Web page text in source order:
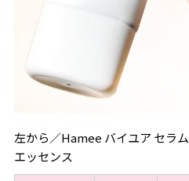
左から／Hamee バイユア セラ
エッセンス